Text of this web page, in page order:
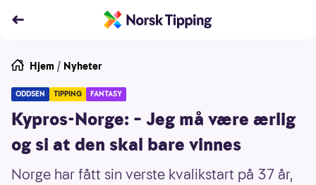
Hjem / Nyheter
ODDSEN TIPPING FANTASY
Kypros-Norge: – Jeg må være ærlig
og si at den skal bare vinnes
Norge har fått sin verste kvalikstart på 37 år,